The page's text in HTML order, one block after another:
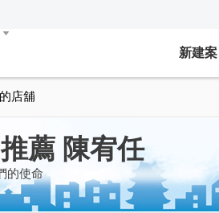
新建案
店舖
薦 陳宥任
的使命